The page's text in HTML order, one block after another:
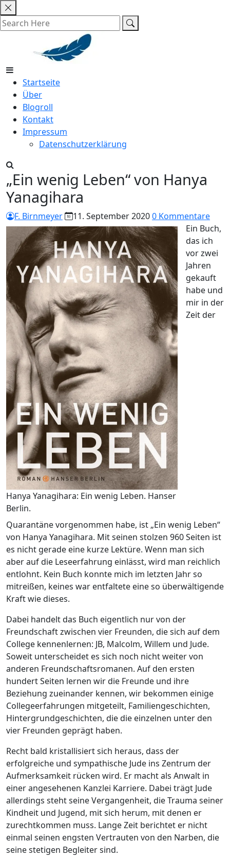
Skip
to
content
Startseite
Über
Blogroll
Kontakt
Impressum
Datenschutzerklärung
„Ein wenig Leben“ von Hanya
Yanagihara
F. Birnmeyer 11. September 20200 Kommentare
Hanya Yanagihara: Ein wenig Leben. Hanser
Berlin.
Ein Buch,
das ich
vor zwei
Jahren
gekauft
habe und
mir in der
Zeit der
Quarantäne vorgenommen habe, ist „Ein wenig Leben“
von Hanya Yanagihara. Mit seinen stolzen 960 Seiten ist
es nicht gerade eine kurze Lektüre. Wenn man sich
aber auf die Leseerfahrung einlässt, wird man reichlich
entlohnt. Kein Buch konnte mich im letzten Jahr so
mitreißen, keines war entfaltete eine so überwältigende
Kraft wie dieses.
Dabei handelt das Buch eigentlich nur von der
Freundschaft zwischen vier Freunden, die sich auf dem
College kennenlernen: JB, Malcolm, Willem und Jude.
Soweit unterscheidet es sich noch nicht weiter von
anderen Freundschaftsromanen. Auf den ersten
hundert Seiten lernen wir die Freunde und ihre
Beziehung zueinander kennen, wir bekommen einige
Collegeerfahrungen mitgeteilt, Familiengeschichten,
Hintergrundgeschichten, die die einzelnen unter den
vier Freunden geprägt haben.
Recht bald kristallisiert sich heraus, dass der
erfolgreiche und sympathische Jude ins Zentrum der
Aufmerksamkeit rücken wird. Er macht als Anwalt in
einer angesehenen Kanzlei Karriere. Dabei trägt Jude
allerdings steht seine Vergangenheit, die Trauma seiner
Kindheit und Jugend, mit sich herum, mit denen er
zurechtkommen muss. Lange Zeit berichtet er nicht
einmal seinen engsten Vertrauten von den Narben, die
seine stetigen Begleiter sind.